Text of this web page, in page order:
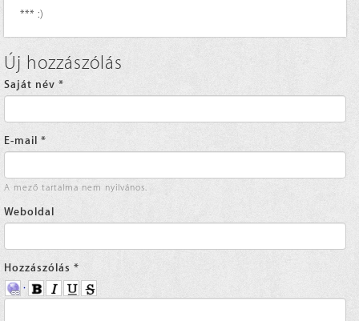
*** :)
Új hozzászólás
Saját név *
E-mail *
A mező tartalma nem nyilvános.
Weboldal
Hozzászólás *